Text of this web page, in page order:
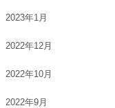
2023年1月
2022年12月
2022年10月
2022年9月